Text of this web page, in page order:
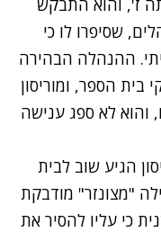
כיתה ז', והוא התבקש
שסיפרו לו כי
ההנהלה הבהירה
בית הספר, ומוריסון
והוא לא ספג ענישה
הגיע שוב לבית
"מצונזר" מודבקת
כי עליו להסיר את